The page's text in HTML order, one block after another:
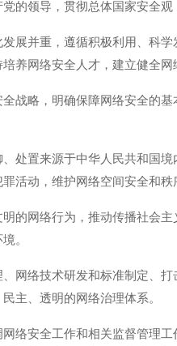
领导，贯彻总体国家安全观
展并重，遵循积极利用、科
养网络安全人才，建立健全网
战略，明确保障网络安全的
置来源于中华人民共和国境
活动，维护网络空间安全和秩
的网络行为，推动传播社会
。
网络技术研发和标准制定、
主、透明的网络治理体系。
络安全工作和相关监督管理